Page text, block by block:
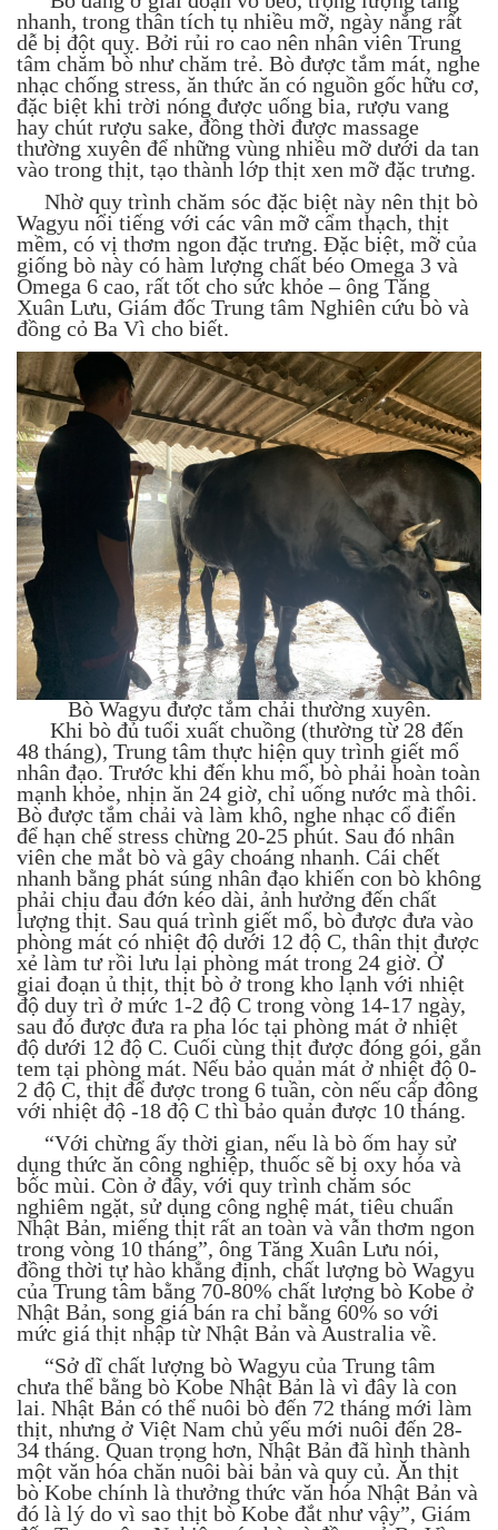
nhanh, trong thân tích tụ nhiều mỡ, ngày nắng rất
dễ bị đột quỵ. Bởi rủi ro cao nên nhân viên Trung
tâm chăm bò như chăm trẻ. Bò được tắm mát, nghe
nhạc chống stress, ăn thức ăn có nguồn gốc hữu cơ,
đặc biệt khi trời nóng được uống bia, rượu vang
hay chút rượu sake, đồng thời được massage
thường xuyên để những vùng nhiều mỡ dưới da tan
vào trong thịt, tạo thành lớp thịt xen mỡ đặc trưng.
Nhờ quy trình chăm sóc đặc biệt này nên thịt bò
Wagyu nổi tiếng với các vân mỡ cẩm thạch, thịt
mềm, có vị thơm ngon đặc trưng. Đặc biệt, mỡ của
giống bò này có hàm lượng chất béo Omega 3 và
Omega 6 cao, rất tốt cho sức khỏe – ông Tăng
Xuân Lưu, Giám đốc Trung tâm Nghiên cứu bò và
đồng cỏ Ba Vì cho biết.
Bò Wagyu được tắm chải thường xuyên.
Khi bò đủ tuổi xuất chuồng (thường từ 28 đến
48 tháng), Trung tâm thực hiện quy trình giết mổ
nhân đạo. Trước khi đến khu mổ, bò phải hoàn toàn
mạnh khỏe, nhịn ăn 24 giờ, chỉ uống nước mà thôi.
Bò được tắm chải và làm khô, nghe nhạc cổ điển
để hạn chế stress chừng 20-25 phút. Sau đó nhân
viên che mắt bò và gây choáng nhanh. Cái chết
nhanh bằng phát súng nhân đạo khiến con bò không
phải chịu đau đớn kéo dài, ảnh hưởng đến chất
lượng thịt. Sau quá trình giết mổ, bò được đưa vào
phòng mát có nhiệt độ dưới 12 độ C, thân thịt được
xẻ làm tư rồi lưu lại phòng mát trong 24 giờ. Ở
giai đoạn ủ thịt, thịt bò ở trong kho lạnh với nhiệt
độ duy trì ở mức 1-2 độ C trong vòng 14-17 ngày,
sau đó được đưa ra pha lóc tại phòng mát ở nhiệt
độ dưới 12 độ C. Cuối cùng thịt được đóng gói, gắn
tem tại phòng mát. Nếu bảo quản mát ở nhiệt độ 0-
2 độ C, thịt để được trong 6 tuần, còn nếu cấp đông
với nhiệt độ -18 độ C thì bảo quản được 10 tháng.
“Với chừng ấy thời gian, nếu là bò ốm hay sử
dụng thức ăn công nghiệp, thuốc sẽ bị oxy hóa và
bốc mùi. Còn ở đây, với quy trình chăm sóc
nghiêm ngặt, sử dụng công nghệ mát, tiêu chuẩn
Nhật Bản, miếng thịt rất an toàn và vẫn thơm ngon
trong vòng 10 tháng”, ông Tăng Xuân Lưu nói,
đồng thời tự hào khẳng định, chất lượng bò Wagyu
của Trung tâm bằng 70-80% chất lượng bò Kobe ở
Nhật Bản, song giá bán ra chỉ bằng 60% so với
mức giá thịt nhập từ Nhật Bản và Australia về.
“Sở dĩ chất lượng bò Wagyu của Trung tâm
chưa thể bằng bò Kobe Nhật Bản là vì đây là con
lai. Nhật Bản có thể nuôi bò đến 72 tháng mới làm
thịt, nhưng ở Việt Nam chủ yếu mới nuôi đến 28-
34 tháng. Quan trọng hơn, Nhật Bản đã hình thành
một văn hóa chăn nuôi bài bản và quy củ. Ăn thịt
bò Kobe chính là thưởng thức văn hóa Nhật Bản và
đó là lý do vì sao thịt bò Kobe đắt như vậy”, Giám